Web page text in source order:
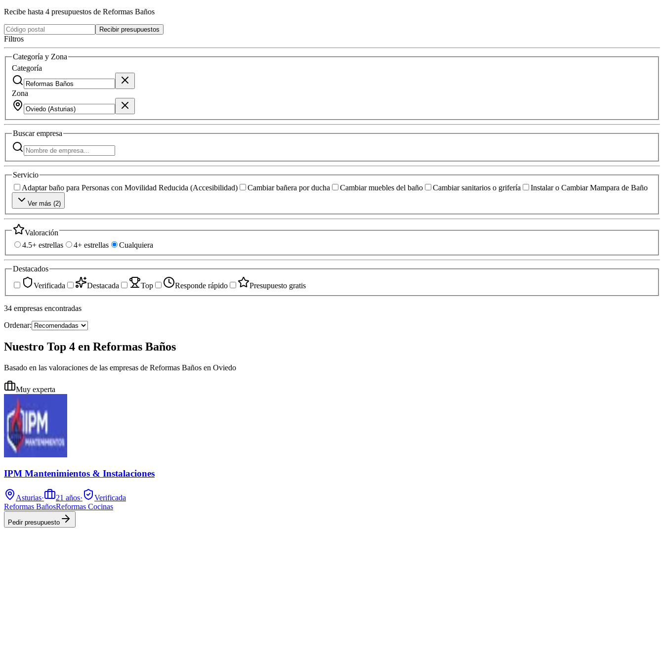
Recibe hasta 4 presupuestos de Reformas Baños
Recibir presupuestos
Filtros
Categoría y Zona
Categoría
Zona
Buscarempresa
Servicio
Adaptar baño para Personas con Movilidad Reducida (Accesibilidad)
Cambiar bañera por ducha Cambiar muebles del baño Cambiar sanitarios o grifería Instalar o Cambiar Mampara de Baño
Ver más (2)
Valoración
4.5+ estrellas
4+ estrellas Cualquiera
Destacados
Verificada
Destacada Top Responde rápido Presupuesto gratis
34 empresas encontradas
Ordenar:
Nuestro Top 4 en Reformas Baños
Basado en las valoraciones de las empresas de Reformas Baños en Oviedo
Muy experta
IPM Mantenimientos & Instalaciones
Asturias· 21 años·
Verificada
Reformas BañosReformas Cocinas
Pedir presupuesto